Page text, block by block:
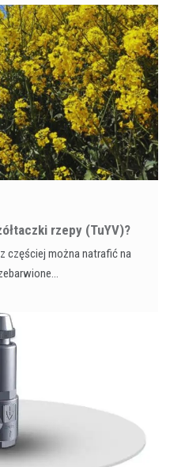
rzepy (TuYV)?
częściej można natrafić na